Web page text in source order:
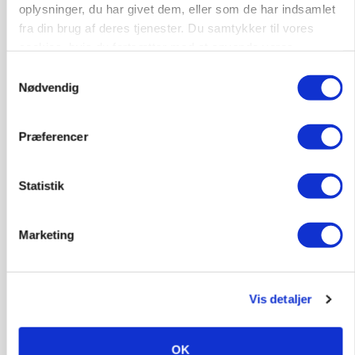
oplysninger, du har givet dem, eller som de har indsamlet
fra din brug af deres tjenester. Du samtykker til vores
Nødvendig
Præferencer
Statistik
Marketing
Vis detaljer
OK
ULVE
Bekræftet: Sætter droner ind mod problemulv